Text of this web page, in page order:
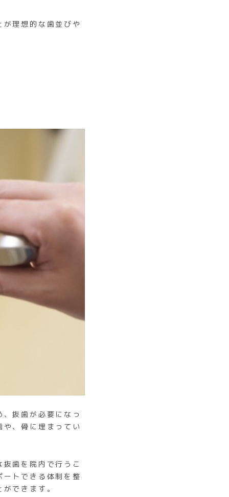
理想的な歯並びや
抜歯が必要になっ
、骨に埋まってい
歯を院内で行うこ
トできる体制を整
できます。